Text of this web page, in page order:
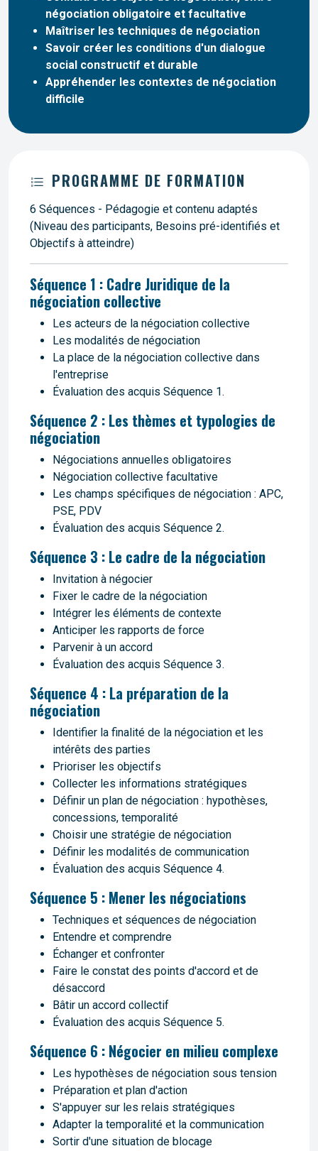
négociation obligatoire et facultative
Maîtriser les techniques de négociation
Savoir créer les conditions d'un dialogue
social constructif et durable
Appréhender les contextes de négociation
difficile
PROGRAMME DE FORMATION
6 Séquences - Pédagogie et contenu adaptés
(Niveau des participants, Besoins pré-identifiés et
Objectifs à atteindre)
Séquence 1 : Cadre Juridique de la
négociation collective
Les acteurs de la négociation collective
Les modalités de négociation
La place de la négociation collective dans
l'entreprise
Évaluation des acquis Séquence 1.
Séquence 2 : Les thèmes et typologies de
négociation
Négociations annuelles obligatoires
Négociation collective facultative
Les champs spécifiques de négociation : APC,
PSE, PDV
Évaluation des acquis Séquence 2.
Séquence 3 : Le cadre de la négociation
Invitation à négocier
Fixer le cadre de la négociation
Intégrer les éléments de contexte
Anticiper les rapports de force
Parvenir à un accord
Évaluation des acquis Séquence 3.
Séquence 4 : La préparation de la
négociation
Identifier la finalité de la négociation et les
intérêts des parties
Prioriser les objectifs
Collecter les informations stratégiques
Définir un plan de négociation : hypothèses,
concessions, temporalité
Choisir une stratégie de négociation
Définir les modalités de communication
Évaluation des acquis Séquence 4.
Séquence 5 : Mener les négociations
Techniques et séquences de négociation
Entendre et comprendre
Échanger et confronter
Faire le constat des points d'accord et de
désaccord
Bâtir un accord collectif
Évaluation des acquis Séquence 5.
Séquence 6 : Négocier en milieu complexe
Les hypothèses de négociation sous tension
Préparation et plan d'action
S'appuyer sur les relais stratégiques
Adapter la temporalité et la communication
Sortir d'une situation de blocage